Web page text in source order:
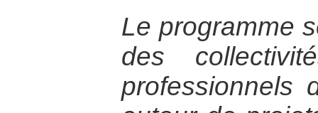
Le programme
des
professionnels